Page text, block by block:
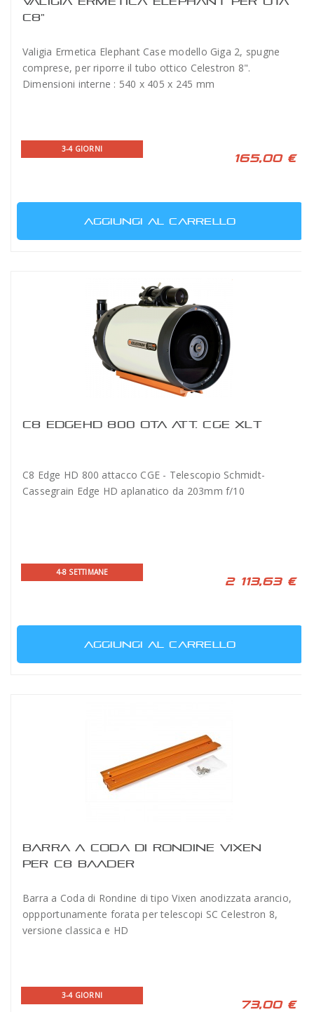
C8"
Valigia Ermetica Elephant Case modello Giga 2, spugne
comprese, per riporre il tubo ottico Celestron 8".
Dimensioni interne : 540 x 405 x 245 mm
3-4 GIORNI
165,00 €
AGGIUNGI AL CARRELLO
C8 EDGEHD 800 OTA ATT. CGE XLT
C8 Edge HD 800 attacco CGE - Telescopio Schmidt-
Cassegrain Edge HD aplanatico da 203mm f/10
4-8 SETTIMANE
2 113,63 €
AGGIUNGI AL CARRELLO
BARRA A CODA DI RONDINE VIXEN
PER C8 BAADER
Barra a Coda di Rondine di tipo Vixen anodizzata arancio,
oppportunamente forata per telescopi SC Celestron 8,
versione classica e HD
3-4 GIORNI
73,00 €